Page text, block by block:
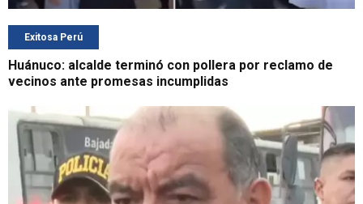
Exitosa Perú
Huánuco: alcalde terminó con pollera por reclamo de
vecinos ante promesas incumplidas